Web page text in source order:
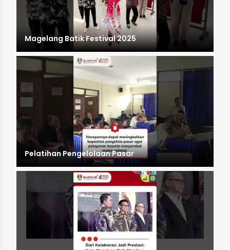
Magelang Batik Festival 2025
Pelatihan Pengelolaan Pasar